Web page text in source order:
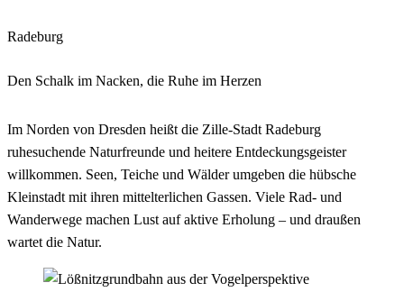
Radeburg
Den Schalk im Nacken, die Ruhe im Herzen
Im Norden von Dresden heißt die Zille-Stadt Radeburg
ruhesuchende Naturfreunde und heitere Entdeckungsgeister
willkommen. Seen, Teiche und Wälder umgeben die hübsche
Kleinstadt mit ihren mittelterlichen Gassen. Viele Rad- und
Wanderwege machen Lust auf aktive Erholung – und draußen
wartet die Natur.